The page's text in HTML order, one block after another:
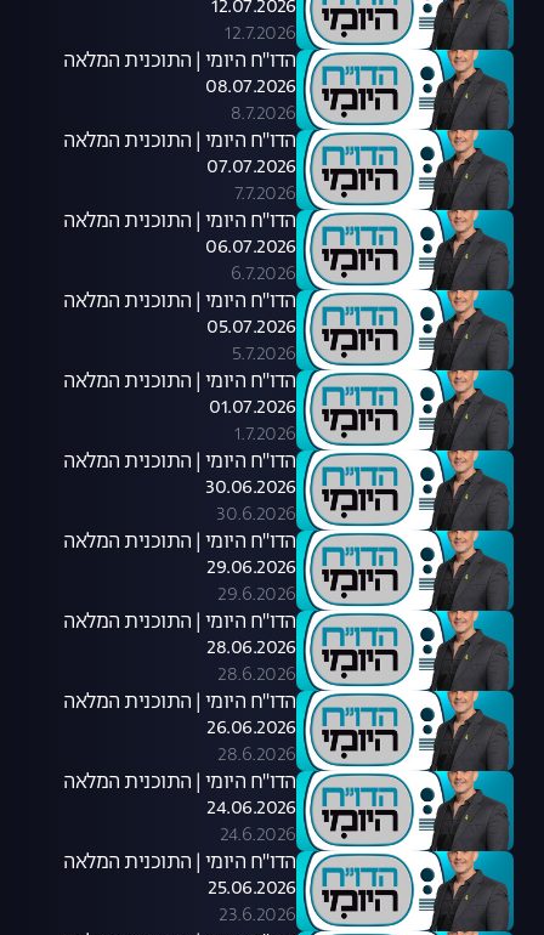
12.07.2026
12.7.2026
הדו"ח היומי | התוכנית המלאה
08.07.2026
8.7.2026
הדו"ח היומי | התוכנית המלאה
07.07.2026
7.7.2026
הדו"ח היומי | התוכנית המלאה
06.07.2026
6.7.2026
הדו"ח היומי | התוכנית המלאה
05.07.2026
5.7.2026
הדו"ח היומי | התוכנית המלאה
01.07.2026
1.7.2026
הדו"ח היומי | התוכנית המלאה
30.06.2026
30.6.2026
הדו"ח היומי | התוכנית המלאה
29.06.2026
29.6.2026
הדו"ח היומי | התוכנית המלאה
28.06.2026
28.6.2026
הדו"ח היומי | התוכנית המלאה
26.06.2026
28.6.2026
הדו"ח היומי | התוכנית המלאה
24.06.2026
24.6.2026
הדו"ח היומי | התוכנית המלאה
25.06.2026
23.6.2026